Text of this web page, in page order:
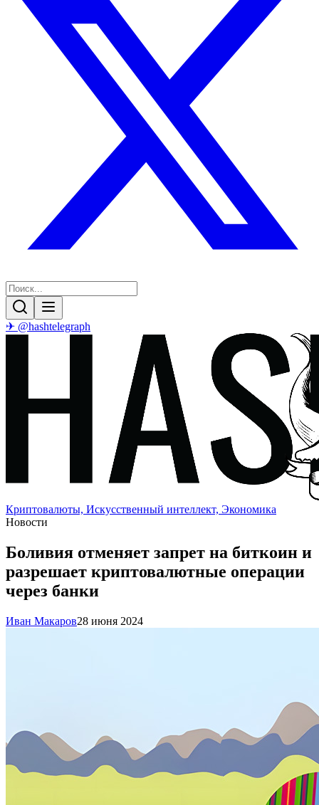
✈ @hashtelegraph
Криптовалюты, Искусственный интеллект, Экономика
Новости
Боливия отменяет запрет на биткоин и
разрешает криптовалютные операции
через банки
Иван Макаров28 июня 2024